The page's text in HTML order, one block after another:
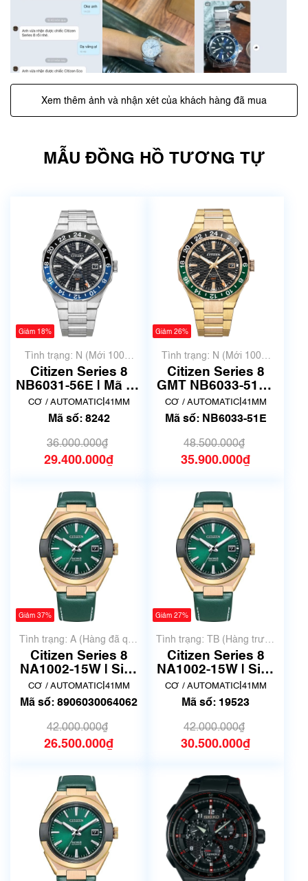
Xem thêm ảnh và nhận xét của khách hàng đã mua
MẪU ĐỒNG HỒ TƯƠNG TỰ
Giảm 18%
Tình trạng: N (Mới 100%
chưa qua sử dụng)
Citizen Series 8
NB6031-56E | Mã số
8242
CƠ / AUTOMATIC| 41MM
Mã số: 8242
36.000.000₫
29.400.000₫
Giảm 26%
Tình trạng: N (Mới 100%
chưa qua sử dụng)
Citizen Series 8
GMT NB6033-51E |
9054-0065X06 |
New Fullbox
CƠ / AUTOMATIC| 41MM
Mã số: NB6033-51E
48.500.000₫
35.900.000₫
Giảm 37%
Tình trạng: A (Hàng đã qua
sử dụng nhưng rất đẹp,
không có xước)
Citizen Series 8
NA1002-15W | Size
41mm | Đã qua sử
dụng
CƠ / AUTOMATIC| 41MM
Mã số: 8906030064062
42.000.000₫
26.500.000₫
Giảm 27%
Tình trạng: TB (Hàng trưng
bày, thanh lý)
Citizen Series 8
NA1002-15W | Size
41mm | Hàng trưng
bày thanh lý
CƠ / AUTOMATIC| 41MM
Mã số: 19523
42.000.000₫
30.500.000₫